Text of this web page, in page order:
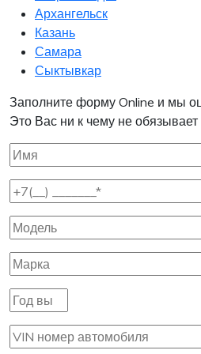
Архангельск
Казань
Самара
Сыктывкар
Заполните форму Online и мы
Это Вас ни к чему не обязывает